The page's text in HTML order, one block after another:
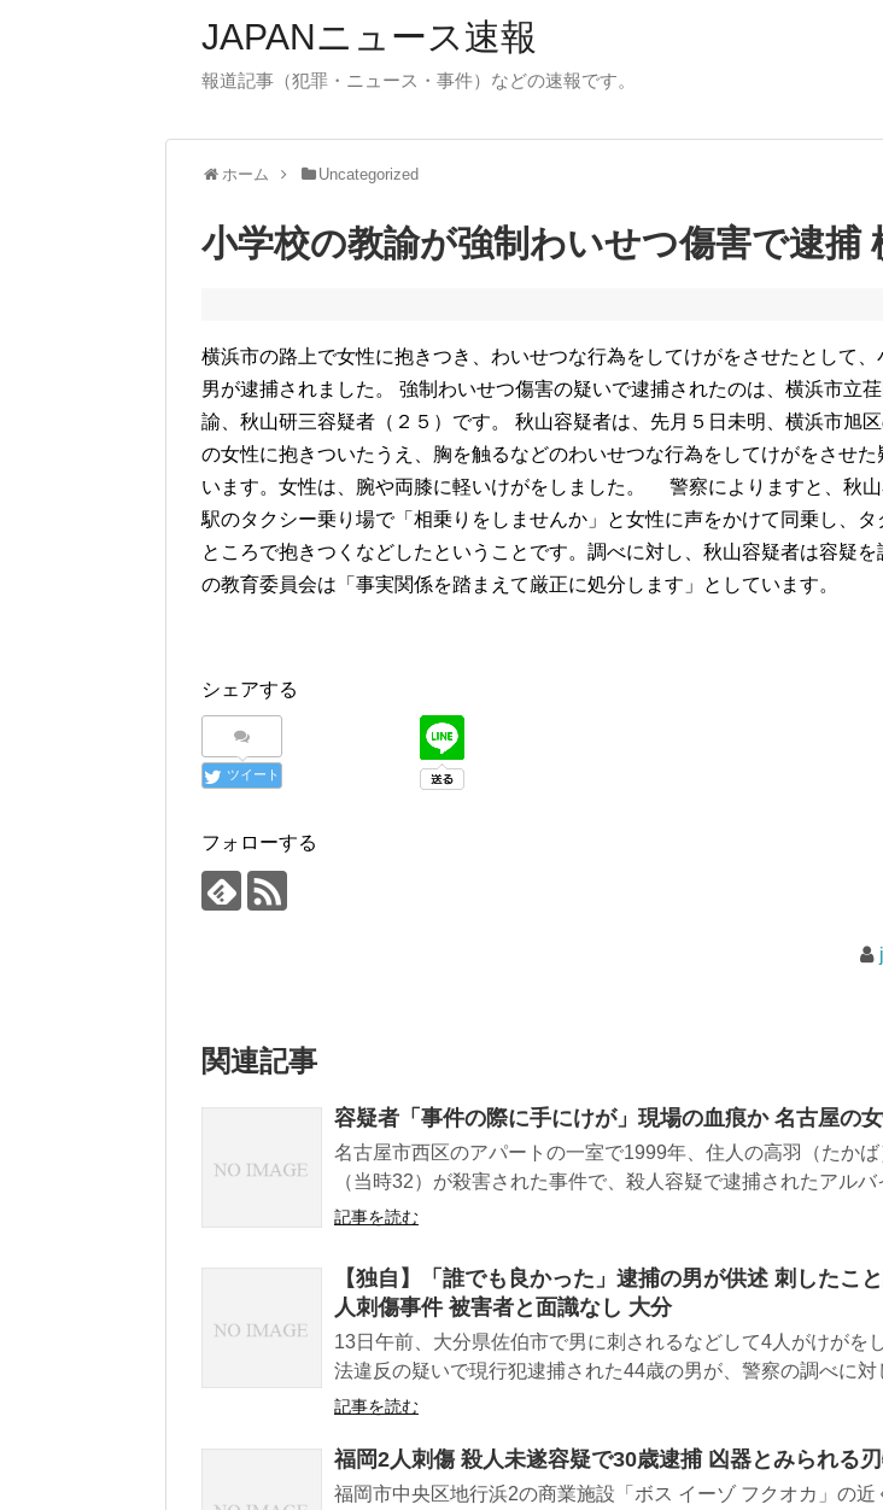
JAPANニュース速報
報道記事（犯罪・ニュース・事件）などの速報です。
ホーム Uncategorized
小学校の教諭が強制わいせつ傷害で逮捕
横浜市の路上で女性に抱きつき、わいせつな行為をしてけがをさせたとして
男が逮捕されました。 強制わいせつ傷害の疑いで逮捕されたのは、横浜市立
諭、秋山研三容疑者（２５）です。 秋山容疑者は、先月５日未明、横浜市旭
の女性に抱きついたうえ、胸を触るなどのわいせつな行為をしてけがをさせた
います。女性は、腕や両膝に軽いけがをしました。 警察によりますと、秋
駅のタクシー乗り場で「相乗りをしませんか」と女性に声をかけて同乗し、タ
ところで抱きつくなどしたということです。調べに対し、秋山容疑者は容疑
の教育委員会は「事実関係を踏まえて厳正に処分します」としています。
シェアする
ツイート
フォローする
関連記事
容疑者「事件の際に手にけが」現場の血痕か 名古屋の
名古屋市西区のアパートの一室で1999年、住人の高羽（たか
（当時32）が殺害された事件で、殺人容疑で逮捕されたアルバ
記事を読む
【独自】「誰でも良かった」逮捕の男が供述 刺したこ
人刺傷事件 被害者と面識なし 大分
13日午前、大分県佐伯市で男に刺されるなどして4人がけがを
法違反の疑いで現行犯逮捕された44歳の男が、警察の調べに対
記事を読む
福岡2人刺傷 殺人未遂容疑で30歳逮捕 凶器とみられる
福岡市中央区地行浜2の商業施設「ボス イーゾ フクオカ」の近